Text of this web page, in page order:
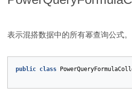
表示混搭数据中的所有幂查询公式。
public class